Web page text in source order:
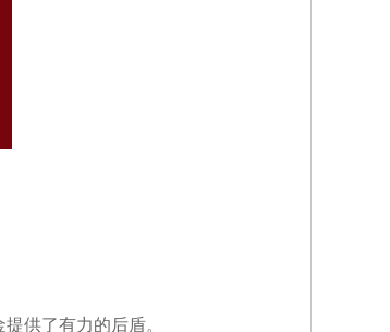
供了有力的后盾。